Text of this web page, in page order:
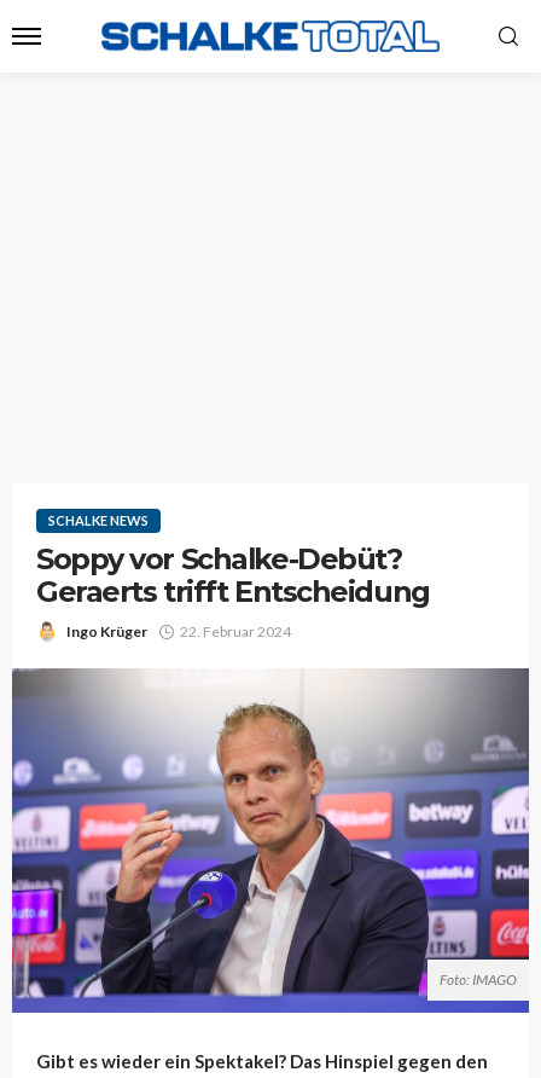
SCHALKE NEWS
Soppy vor Schalke-Debüt?
Geraerts trifft Entscheidung
Ingo Krüger 22. Februar 2024
Foto: IMAGO
Gibt es wieder ein Spektakel? Das Hinspiel gegen den